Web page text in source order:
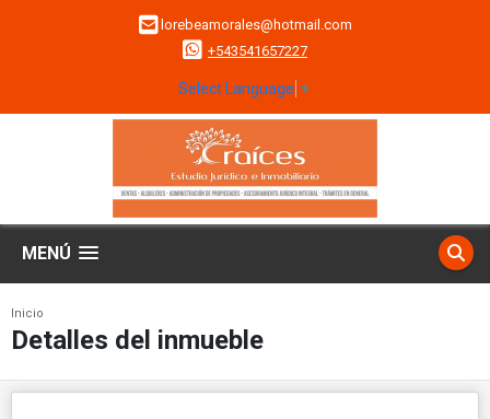
lorebeamorales@hotmail.com
+543541657227
Select Language ▼
MENÚ
Inicio
Detalles del inmueble